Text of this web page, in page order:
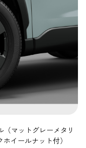
マットグレーメタリ
イールナット付）